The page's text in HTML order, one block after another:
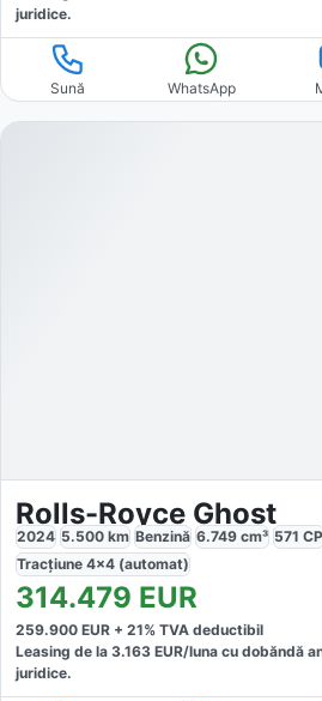
juridice.
Sună WhatsApp
Rolls-Royce Ghost
2024 5.500 km Benzină 6.749 cm³ 571 CP
Tracțiune 4x4 (automat)
314.479 EUR
259.900 EUR + 21% TVA deductibil
Leasing de la 3.163 EUR/luna cu dobăndă
juridice.